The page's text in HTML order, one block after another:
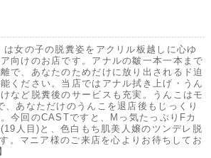
は女の子の脱糞姿をアクリル板越しに心ゆ
向けのお店です。アナルの皺一本一本まで
で、あなたのためだけに放り出されるド迫
ください。当店ではアナル拭き上げ・うん
など脱糞後のサービスも充実。うんこはモ
、あなただけのうんこを退店後もじっくり
今回のCASTですと、Mっ気たっぷりFカ
人目)と、色白もち肌美人嬢のツンデレ脱
。マニア様のご来店を心よりお待ちしてお